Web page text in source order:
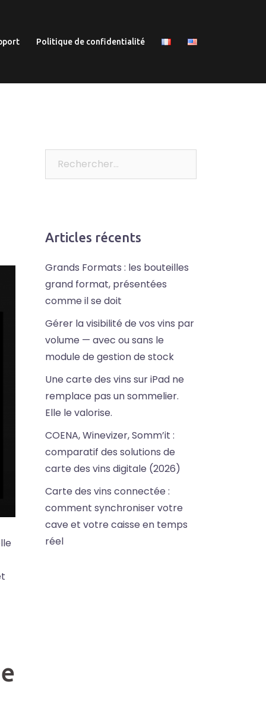
Politique de confidentialité
Rechercher :
Articles récents
Grands Formats : les bouteilles
grand format, présentées
comme il se doit
Gérer la visibilité de vos vins par
volume — avec ou sans le
module de gestion de stock
Une carte des vins sur iPad ne
remplace pas un sommelier.
Elle le valorise.
COENA, Winevizer, Somm’it :
comparatif des solutions de
carte des vins digitale (2026)
Carte des vins connectée :
comment synchroniser votre
cave et votre caisse en temps
réel